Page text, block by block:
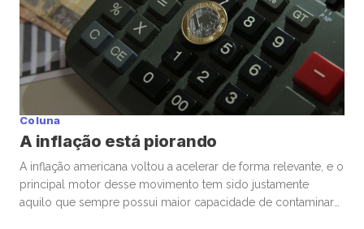
Coluna
A inflação está piorando
A inflação americana voltou a acelerar de forma relevante, e o
principal motor desse movimento tem sido justamente
aquilo que sempre possui maior capacidade de contaminar